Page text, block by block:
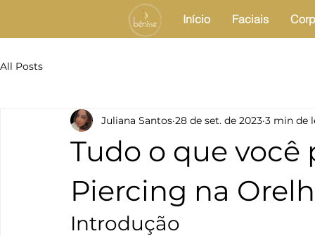
Início Faciais
All Posts
Tudo o que você
Piercing na
Juliana Santos 28 de set. de 2023 3 min de
Introdução